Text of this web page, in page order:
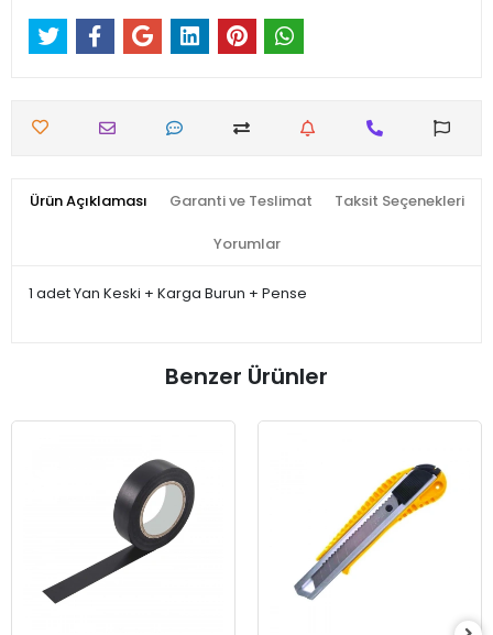
Ürün Açıklaması Garanti ve Teslimat Taksit Seçenekleri
Yorumlar
1 adet Yan Keski + Karga Burun + Pense
Benzer Ürünler